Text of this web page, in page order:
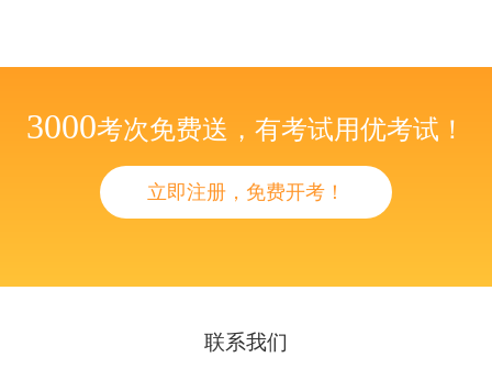
3000考次免费送，有考试用优考试！
立即注册，免费开考！
联系我们